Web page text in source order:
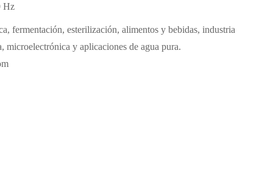
Hz
fermentación, esterilización, alimentos y bebidas, industria
microelectrónica y aplicaciones de agua pura.